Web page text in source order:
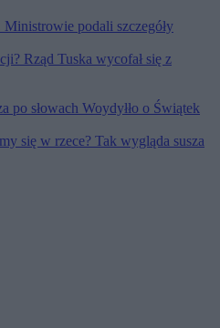
Ministrowie podali szczegóły
Rząd Tuska wycofał się z
po słowach Woydyłło o Świątek
się w rzece? Tak wygląda susza